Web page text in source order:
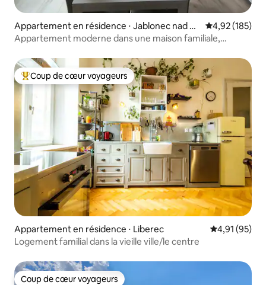
Appartement en résidence ⋅ Jablonec nad Ni
sou
Évaluation
4,92 (185)
Appartement moderne dans une maison familiale,
Coups de cœur voyageurs les plus appréciés
Coup de cœur voyageurs
Appartement en résidence ⋅ Liberec Évaluation
4,91 (95)
Logement familial dans la vieille ville/le centre
Coup de cœur voyageurs